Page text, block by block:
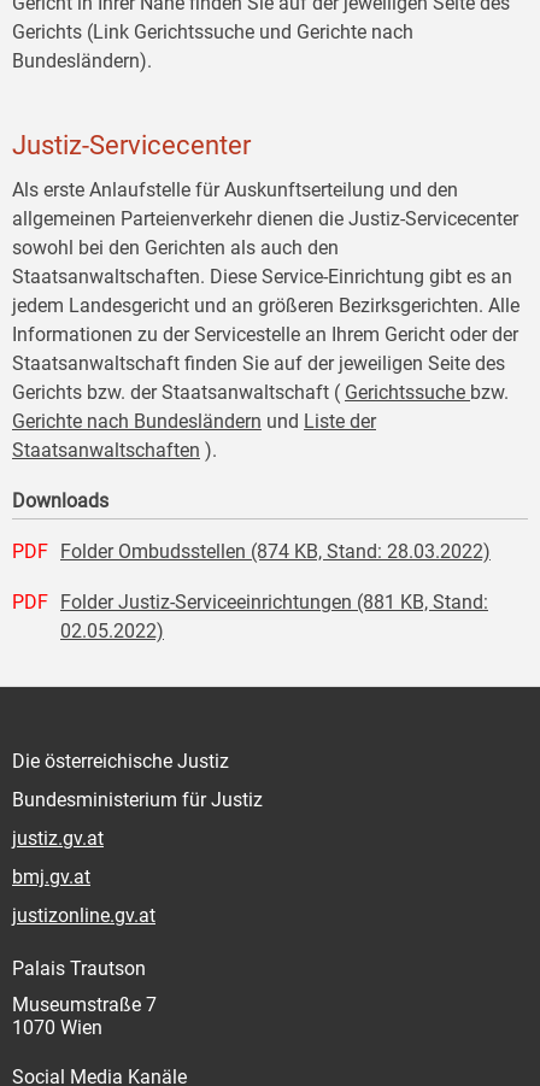
Gerichts (Link Gerichtssuche und Gerichte nach
Bundesländern).
Justiz-Servicecenter
Als erste Anlaufstelle für Auskunftserteilung und den
allgemeinen Parteienverkehr dienen die Justiz-Servicecenter
sowohl bei den Gerichten als auch den
Staatsanwaltschaften. Diese Service-Einrichtung gibt es an
jedem Landesgericht und an größeren Bezirksgerichten. Alle
Informationen zu der Servicestelle an Ihrem Gericht oder der
Staatsanwaltschaft finden Sie auf der jeweiligen Seite des
Gerichts bzw. der Staatsanwaltschaft ( Gerichtssuche bzw.
Gerichte nach Bundesländern und Liste der
Staatsanwaltschaften ).
Downloads
PDF Folder Ombudsstellen (874 KB, Stand: 28.03.2022)
PDF Folder Justiz-Serviceeinrichtungen (881 KB, Stand:
02.05.2022)
Die österreichische Justiz
Bundesministerium für Justiz
justiz.gv.at
bmj.gv.at
justizonline.gv.at
Palais Trautson
Museumstraße 7
1070 Wien
Social Media Kanäle